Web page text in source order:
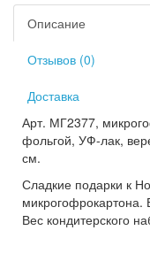
Описание
Отзывов (0)
Доставка
Арт. МГ2377,
фольгой, УФ-лак,
см.
Сладкие подарки к
микрогофрокартона.
Вес кондитерского